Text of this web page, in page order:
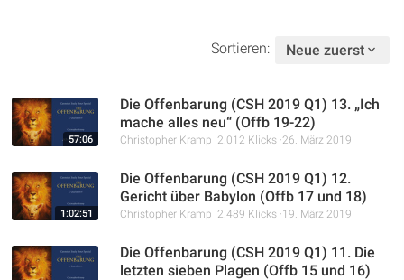
Sortieren: Neue zuerst
57:06
Die Offenbarung (CSH 2019 Q1) 13. „Ich
mache alles neu“ (Offb 19-22)
Christopher Kramp 2.012 Klicks 26. März 2019
1:02:51
Die Offenbarung (CSH 2019 Q1) 12.
Gericht über Babylon (Offb 17 und 18)
Christopher Kramp 2.489 Klicks 19. März 2019
Die Offenbarung (CSH 2019 Q1) 11. Die
letzten sieben Plagen (Offb 15 und 16)